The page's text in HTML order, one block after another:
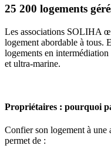
25 200 logements
Les associations SOLIHA
logement abordable à tous.
logements en
et ultra-marine.
Propriétaires : pourquoi
Confier son logement à
permet de :